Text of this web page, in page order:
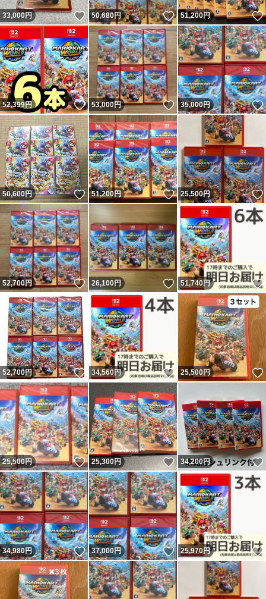
33,000円 いいね！
50,680円 いいね！
51,200円
52,399円 いいね！
53,000円 いいね！
35,000円
50,600円 いいね！
51,200円 いいね！
25,500円
52,700円 いいね！
26,100円 いいね！
51,740円
52,700円 いいね！
34,560円 いいね！
25,500円
25,500円 いいね！
25,300円 いいね！
34,200円
34,980円 いいね！
37,000円 いいね！
25,970円